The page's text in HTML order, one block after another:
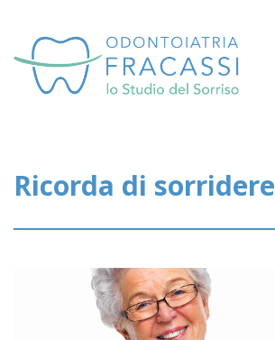
Ricorda di sorridere